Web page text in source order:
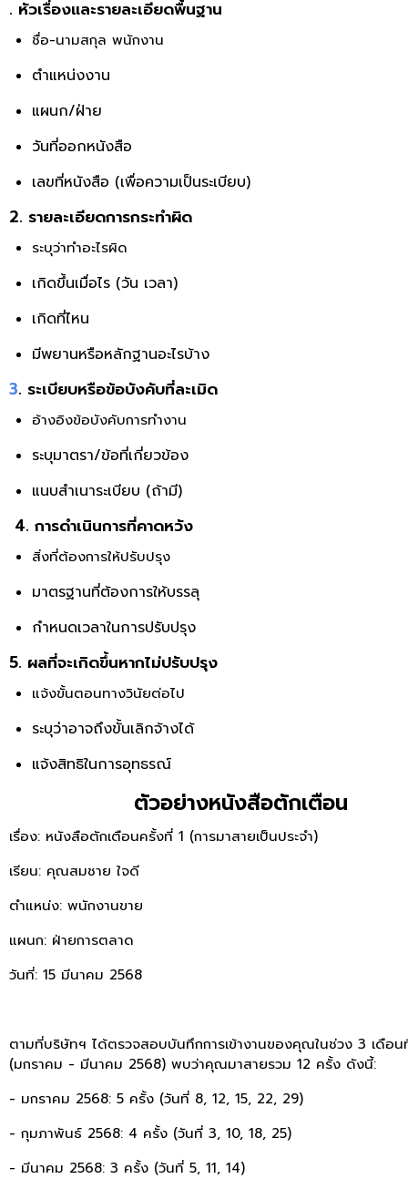
. หัวเรื่องและรายละเอียดพื้นฐาน
ชื่อ-นามสกุล พนักงาน
ตำแหน่งงาน
แผนก/ฝ่าย
วันที่ออกหนังสือ
เลขที่หนังสือ (เพื่อความเป็นระเบียบ)
2. รายละเอียดการกระทำผิด
ระบุว่าทำอะไรผิด
เกิดขึ้นเมื่อไร (วัน เวลา)
เกิดที่ไหน
มีพยานหรือหลักฐานอะไรบ้าง
3. ระเบียบหรือข้อบังคับที่ละเมิด
อ้างอิงข้อบังคับการทำงาน
ระบุมาตรา/ข้อที่เกี่ยวข้อง
แนบสำเนาระเบียบ (ถ้ามี)
4. การดำเนินการที่คาดหวัง
สิ่งที่ต้องการให้ปรับปรุง
มาตรฐานที่ต้องการให้บรรลุ
กำหนดเวลาในการปรับปรุง
5. ผลที่จะเกิดขึ้นหากไม่ปรับปรุง
แจ้งขั้นตอนทางวินัยต่อไป
ระบุว่าอาจถึงขั้นเลิกจ้างได้
แจ้งสิทธิในการอุทธรณ์
ตัวอย่างหนังสือตักเตือน
เรื่อง: หนังสือตักเตือนครั้งที่ 1 (การมาสายเป็นประจำ)
เรียน: คุณสมชาย ใจดี
ตำแหน่ง: พนักงานขาย
แผนก: ฝ่ายการตลาด
วันที่: 15 มีนาคม 2568
ตามที่บริษัทฯ ได้ตรวจสอบบันทึกการเข้างานของคุณในช่วง 3 เดือน
(มกราคม - มีนาคม 2568) พบว่าคุณมาสายรวม 12 ครั้ง ดังนี้:
- มกราคม 2568: 5 ครั้ง (วันที่ 8, 12, 15, 22, 29)
- กุมภาพันธ์ 2568: 4 ครั้ง (วันที่ 3, 10, 18, 25)
- มีนาคม 2568: 3 ครั้ง (วันที่ 5, 11, 14)